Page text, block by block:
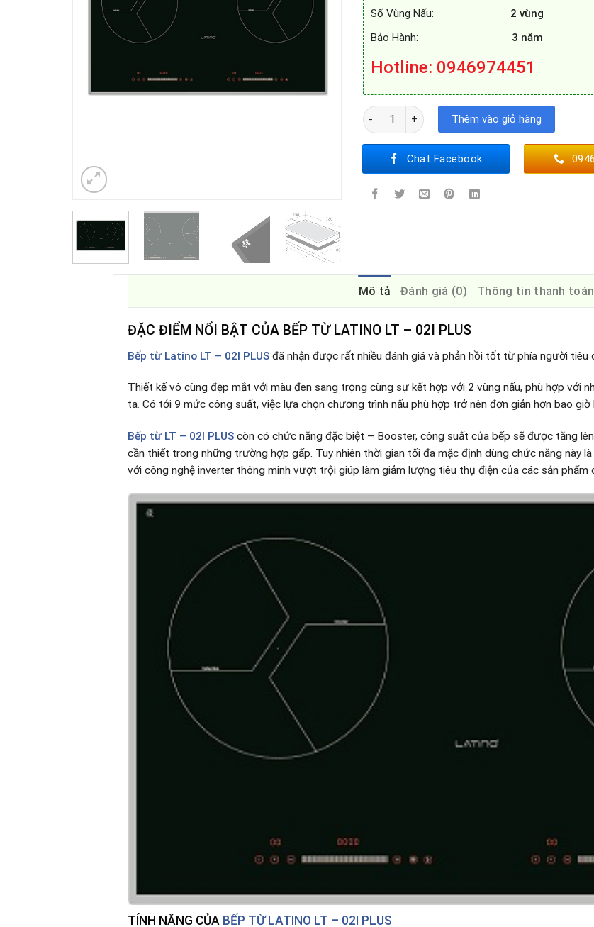
Số Vùng Nấu: 2 vùng
Bảo Hành: 3 năm
Hotline: 0946974451
BẾP TỪ LATINO LT - 02I PLUS số lượng
Thêm vào giỏ hàng
Chat Facebook
Mô tả Đánh giá (0) Thông tin thanh toán
ĐẶC ĐIỂM NỔI BẬT CỦA BẾP TỪ LATINO LT – 02I PLUS
Bếp từ Latino LT – 02I PLUS đã nhận được rất nhiều đánh giá và phản hồi tốt từ phía người
Thiết kế vô cùng đẹp mắt với màu đen sang trọng cùng sự kết hợp với 2 vùng nấu, phù hợp với
ta. Có tới 9 mức công suất, việc lựa chọn chương trình nấu phù hợp trở nên đơn giản hơn bao giờ
Bếp từ LT – 02I PLUS còn có chức năng đặc biệt – Booster, công suất của bếp sẽ được tăng
cần thiết trong những trường hợp gấp. Tuy nhiên thời gian tối đa mặc định dùng chức năng này
với công nghệ inverter thông minh vượt trội giúp làm giảm lượng tiêu thụ điện của các sản
TÍNH NĂNG CỦA BẾP TỪ LATINO LT – 02I PLUS